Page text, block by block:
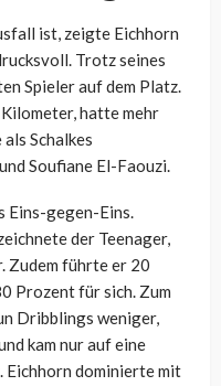
ist, zeigte Eichhorn
Trotz seines
Spieler auf dem Platz.
hatte mehr
Schalkes
Soufiane El-Faouzi.
Eins-gegen-Eins.
der Teenager,
Zudem führte er 20
Prozent für sich. Zum
Dribblings weniger,
kam nur auf eine
dominierte mit